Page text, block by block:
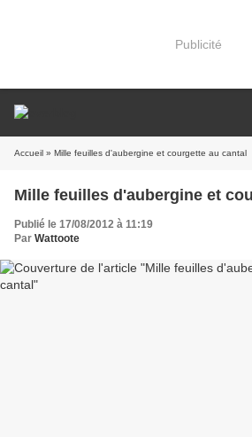
Publicité
Accueil » Mille feuilles d'aubergine et courgette au cantal
Mille feuilles d'aubergine et
Publié le 17/08/2012 à 11:19
Par Wattoote